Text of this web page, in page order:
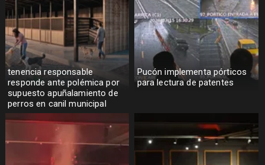
tenencia responsable
responde ante polémica por
supuesto apuñalamiento de
perros en canil municipal
Pucón implementa pórticos
para lectura de patentes